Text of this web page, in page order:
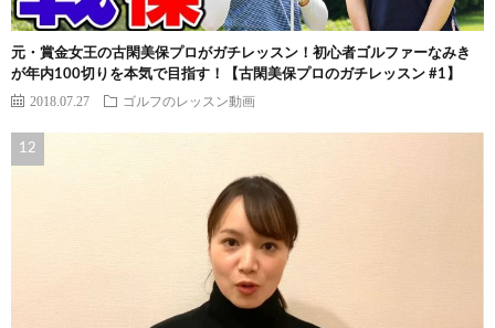
元・賞金女王の古閑美保プロがガチレッスン！初心者ゴルファーなみき
が年内100切りを本気で目指す！【古閑美保プロのガチレッスン #1】
2018.07.27 ゴルフのレッスン動画